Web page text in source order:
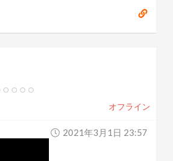
オフライン
2021年3月1日 23:57